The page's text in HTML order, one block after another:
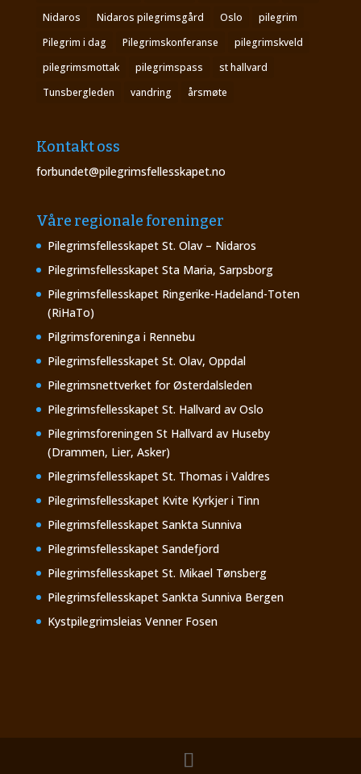
Nidaros
Nidaros pilegrimsgård Oslo
pilegrim
Pilegrim i dag
Pilegrimskonferanse
pilegrimskveld
pilegrimsmottak
pilegrimspass
st hallvard
Tunsbergleden
vandring årsmøte
Kontakt oss
forbundet@pilegrimsfellesskapet.no
Våre regionale foreninger
Pilegrimsfellesskapet St. Olav – Nidaros
Pilegrimsfellesskapet Sta Maria, Sarpsborg
Pilegrimsfellesskapet Ringerike-Hadeland-Toten
(RiHaTo)
Pilgrimsforeninga i Rennebu
Pilegrimsfellesskapet St. Olav, Oppdal
Pilegrimsnettverket for Østerdalsleden
Pilegrimsfellesskapet St. Hallvard av Oslo
Pilegrimsforeningen St Hallvard av Huseby
(Drammen, Lier, Asker)
Pilegrimsfellesskapet St. Thomas i Valdres
Pilegrimsfellesskapet Kvite Kyrkjer i Tinn
Pilegrimsfellesskapet Sankta Sunniva
Pilegrimsfellesskapet Sandefjord
Pilegrimsfellesskapet St. Mikael Tønsberg
Pilegrimsfellesskapet Sankta Sunniva Bergen
Kystpilegrimsleias Venner Fosen